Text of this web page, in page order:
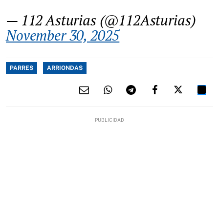
— 112 Asturias (@112Asturias)
November 30, 2025
PARRES ARRIONDAS